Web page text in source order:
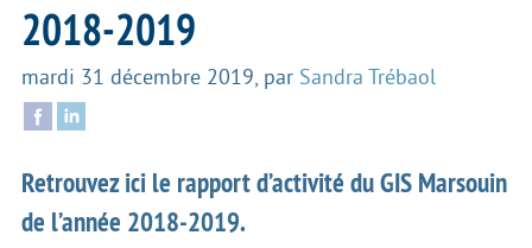
2018-2019
mardi 31 décembre 2019, par Sandra Trébaol
Retrouvez ici le rapport d’activité du GIS Marsouin
de l’année 2018-2019.